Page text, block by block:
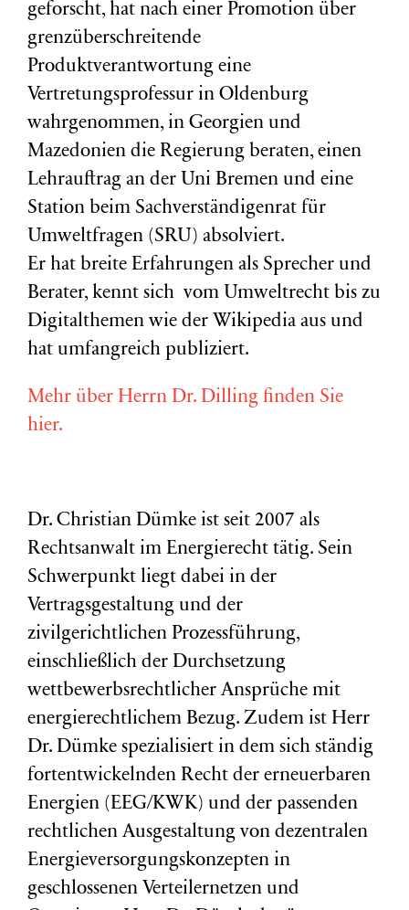
geforscht, hat nach einer Promotion über
grenzüberschreitende
Produktverantwortung eine
Vertretungsprofessur in Oldenburg
wahrgenommen, in Georgien und
Mazedonien die Regierung beraten, einen
Lehrauftrag an der Uni Bremen und eine
Station beim Sachverständigenrat für
Umweltfragen (SRU) absolviert.
Er hat breite Erfahrungen als Sprecher und
Berater, kennt sich vom Umweltrecht bis zu
Digitalthemen wie der Wikipedia aus und
hat umfangreich publiziert.
Mehr über Herrn Dr. Dilling finden Sie
hier.
Dr. Christian Dümke ist seit 2007 als
Rechtsanwalt im Energierecht tätig. Sein
Schwerpunkt liegt dabei in der
Vertragsgestaltung und der
zivilgerichtlichen Prozessführung,
einschließlich der Durchsetzung
wettbewerbsrechtlicher Ansprüche mit
energierechtlichem Bezug. Zudem ist Herr
Dr. Dümke spezialisiert in dem sich ständig
fortentwickelnden Recht der erneuerbaren
Energien (EEG/KWK) und der passenden
rechtlichen Ausgestaltung von dezentralen
Energieversorgungskonzepten in
geschlossenen Verteilernetzen und